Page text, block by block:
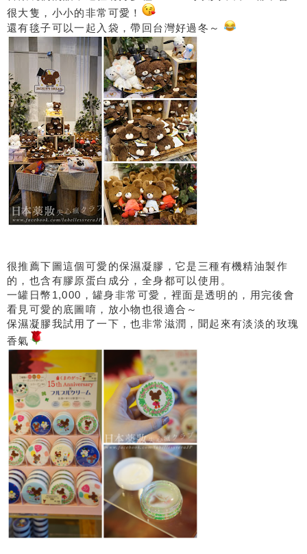
很大隻，小小的非常可愛！
還有毯子可以一起入袋，帶回台灣好過冬～
很推薦下圖這個可愛的保濕凝膠，它是三種有機精油製作
的，也含有膠原蛋白成分，全身都可以使用。
一罐日幣1,000，罐身非常可愛，裡面是透明的，用完後會
看見可愛的底圖唷，放小物也很適合～
保濕凝膠我試用了一下，也非常滋潤，聞起來有淡淡的玫瑰
香氣